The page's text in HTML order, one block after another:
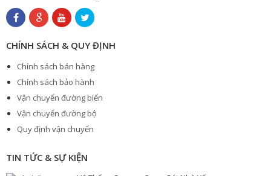
CHÍNH SÁCH & QUY ĐỊNH
Chính sách bán hàng
Chính sách bảo hành
Vận chuyển đường biển
Vận chuyển đường bộ
Quy định vận chuyển
TIN TỨC & SỰ KIỆN